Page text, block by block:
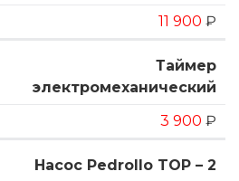
11 900 ₽
Таймер
электромеханический
3 900 ₽
Насос Pedrollo TOP – 2